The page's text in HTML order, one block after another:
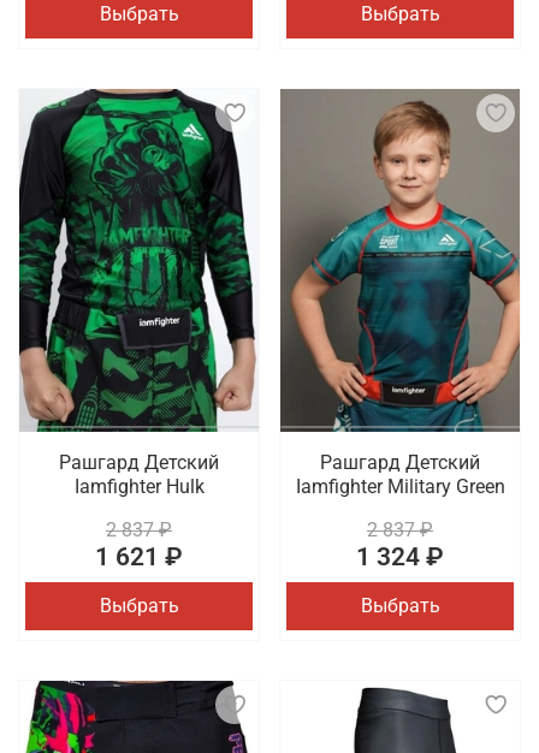
Выбрать Выбрать
Рашгард Детский
Iamfighter Hulk
2 837 ₽
1 621 ₽
Выбрать
Рашгард Детский
Iamfighter Military Green
2 837 ₽
1 324 ₽
Выбрать